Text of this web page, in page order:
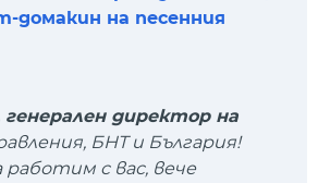
домакин на песенния
генерален директор на
БНТ и България!
работим с вас, вече